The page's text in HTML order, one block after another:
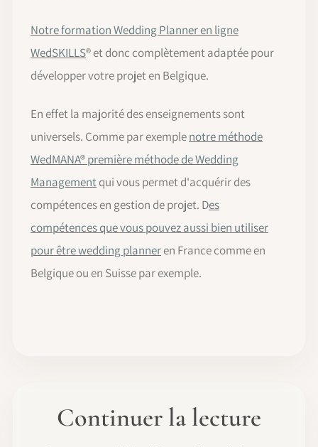
Notre formation Wedding Planner en ligne
WedSKILLS® et donc complètement adaptée pour
développer votre projet en Belgique.
En effet la majorité des enseignements sont
universels. Comme par exemplenotre méthode
WedMANA® première méthode de Wedding
Managementqui vous permet d'acquérir des
compétences en gestion de projet. Des
compétences que vous pouvez aussi bien utiliser
pour être wedding planneren France comme en
Belgique ou en Suisse par exemple.
Continuer la lecture